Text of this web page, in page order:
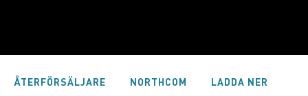
ÅTERFÖRSÄLJARE NORTHCOM LADDA NER